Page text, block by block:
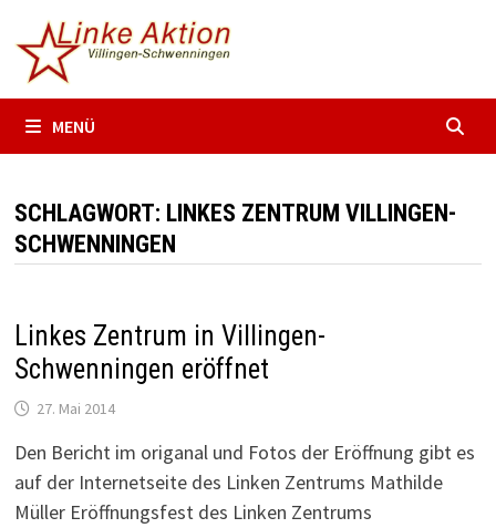
Inhalt
springen
MENÜ
SCHLAGWORT: LINKES ZENTRUM VILLINGEN-
SCHWENNINGEN
Linkes Zentrum in Villingen-
Schwenningen eröffnet
27. Mai 2014
Den Bericht im origanal und Fotos der Eröffnung gibt es
auf der Internetseite des Linken Zentrums Mathilde
Müller Eröffnungsfest des Linken Zentrums